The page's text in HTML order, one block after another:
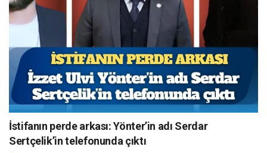
İstifanın perde arkası: Yönter’in adı Serdar
Sertçelik’in telefonunda çıktı